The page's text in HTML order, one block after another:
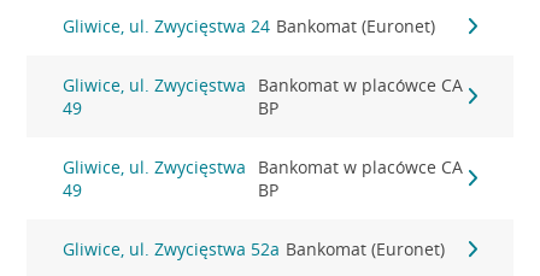
Gliwice, ul. Zwycięstwa 24 Bankomat (Euronet)
Gliwice, ul. Zwycięstwa
49
Bankomat w placówce CA
BP
Gliwice, ul. Zwycięstwa
49
Bankomat w placówce CA
BP
Gliwice, ul. Zwycięstwa 52a Bankomat (Euronet)